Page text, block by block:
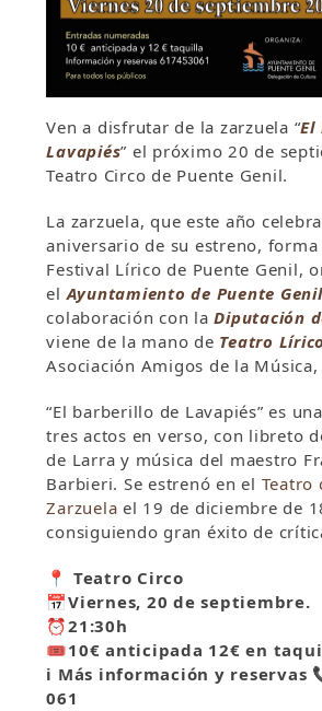
Ven a disfrutar de la zarzuela “El
Lavapiés” el próximo 20 de
Teatro Circo de Puente Genil.
La zarzuela, que este año
aniversario de su estreno,
Festival Lírico de Puente Genil,
elAyuntamiento de Puente Genil
colaboración con laDiputación
viene de la mano de Teatro
Asociación Amigos de la Música,
“El barberillo de Lavapiés” es
tres actos en verso, con libreto
de Larra y música del maestro
Barbieri. Se estrenó en el Teatro
Zarzuela el 19 de diciembre de
consiguiendo gran éxito de
📍 Teatro Circo
📅Viernes, 20 de septiembre.
⏰21:30h
🎟10€ anticipada 12€ en
ℹ️ Más información y reservas
061